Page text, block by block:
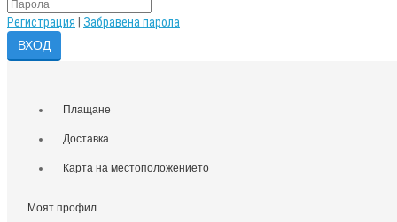
Регистрация Забравена парола
Плащане
Доставка
Карта на местоположението
Моят профил